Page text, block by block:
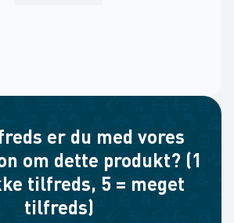
er du med vores
om dette produkt? (1
tilfreds, 5 = meget
tilfreds)